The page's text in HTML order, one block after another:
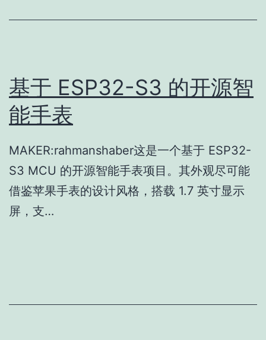
基于 ESP32-S3 的开源智
能手表
MAKER:rahmanshaber这是一个基于 ESP32-
S3 MCU 的开源智能手表项目。其外观尽可能
借鉴苹果手表的设计风格，搭载 1.7 英寸显示
屏，支…